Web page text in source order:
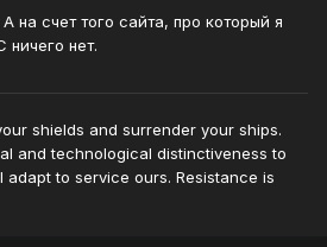
на счет того сайта, про который я
ничего нет.
shields and surrender your ships.
and technological distinctiveness to
to service ours. Resistance is